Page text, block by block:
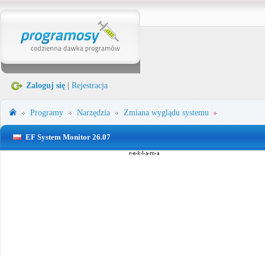
Zaloguj się Rejestracja
Programy Narzędzia Zmiana wyglądu systemu
EF System Monitor 26.07